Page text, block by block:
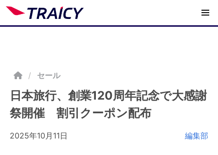
/ セール
日本旅行、創業120周年記念で大感謝
祭開催 割引クーポン配布
2025年10月11日 編集部